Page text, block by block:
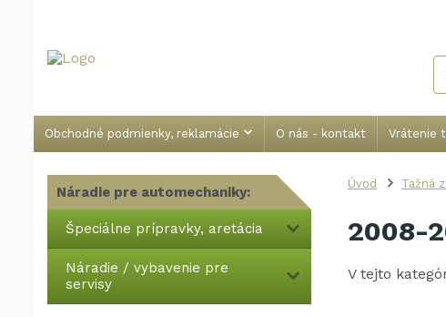
Obchodné podmienky, reklamácie O nás - kontakt Vrátenie
Náradie pre automechaniky:
Špeciálne prípravky, aretácia
Náradie / vybavenie pre
servisy
Úvod Tažná
2008-
V tejto